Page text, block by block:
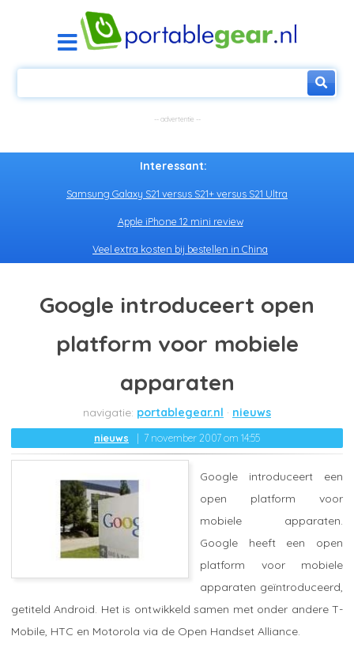
Interessant:
Samsung Galaxy S21 versus S21+ versus S21 Ultra
Apple iPhone 12 mini review
Veel extra kosten bij bestellen in China
Google introduceert open
platform voor mobiele
apparaten
portablegear.nl nieuws
nieuws 7 november 2007 om 14:55
Google introduceert een
open platform voor
mobiele apparaten.
Google heeft een open
platform voor mobiele
apparaten geïntroduceerd,
getiteld Android. Het is ontwikkeld samen met onder andere T-
Mobile, HTC en Motorola via de Open Handset Alliance.